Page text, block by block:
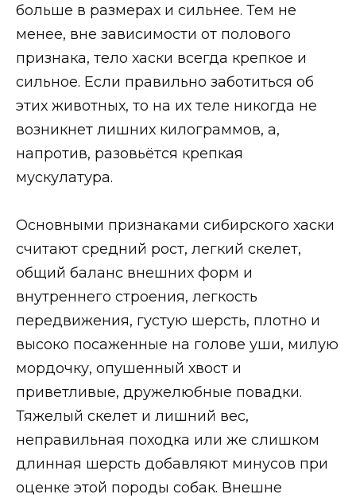
больше в размерах и сильнее. Тем не
менее, вне зависимости от полового
признака, тело хаски всегда крепкое и
сильное. Если правильно заботиться об
этих животных, то на их теле никогда не
возникнет лишних килограммов, а,
напротив, разовьётся крепкая
мускулатура.
Основными признаками сибирского хаски
считают средний рост, легкий скелет,
общий баланс внешних форм и
внутреннего строения, легкость
передвижения, густую шерсть, плотно и
высоко посаженные на голове уши, милую
мордочку, опушенный хвост и
приветливые, дружелюбные повадки.
Тяжелый скелет и лишний вес,
неправильная походка или же слишком
длинная шерсть добавляют минусов при
оценке этой породы собак. Внешне